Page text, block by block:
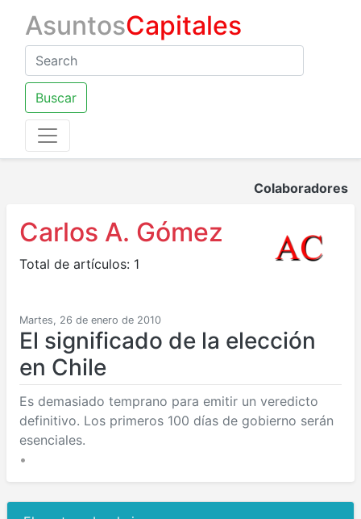
AsuntosCapitales
Buscar
Colaboradores
Carlos A. Gómez
Total de artículos: 1
Martes, 26 de enero de 2010
El significado de la elección
en Chile
Es demasiado temprano para emitir un veredicto
definitivo. Los primeros 100 días de gobierno serán
esenciales.
•